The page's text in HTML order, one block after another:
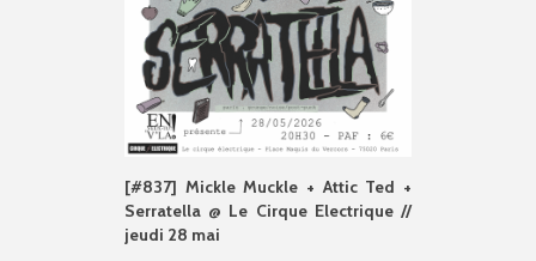
[#837] Mickle Muckle + Attic Ted +
Serratella @ Le Cirque Electrique //
jeudi 28 mai